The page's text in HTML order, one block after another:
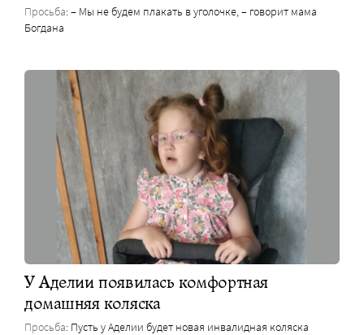
Просьба: – Мы не будем плакать в уголочке, – говорит мама
Богдана
У Аделии появилась комфортная
домашняя коляска
Просьба: Пусть у Аделии будет новая инвалидная коляска